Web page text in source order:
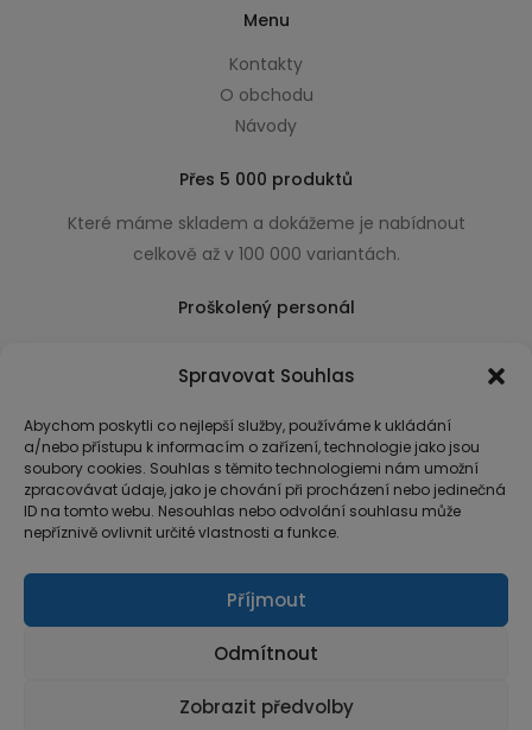
Spravovat Souhlas
Abychom poskytli co nejlepší služby, používáme k ukládání
a/nebo přístupu k informacím o zařízení, technologie jako jsou
soubory cookies. Souhlas s těmito technologiemi nám umožní
zpracovávat údaje, jako je chování při procházení nebo jedinečná
ID na tomto webu. Nesouhlas nebo odvolání souhlasu může
nepříznivě ovlivnit určité vlastnosti a funkce.
Příjmout
Odmítnout
Zobrazit předvolby
Menu
Kontakty
O obchodu
Návody
Přes 5 000 produktů
Které máme skladem a dokážeme je nabídnout
celkově až v 100 000 variantách.
Proškolený personál
usnadňující nákup.
© Copyright 2026 MarketArt